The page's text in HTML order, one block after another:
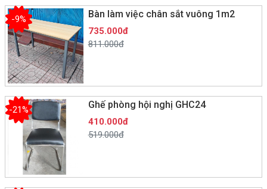
Bàn làm việc chân sắt vuông 1m2
-9%
735.000đ
811.000đ
Ghế phòng hội nghị GHC24
-21%
410.000đ
519.000đ